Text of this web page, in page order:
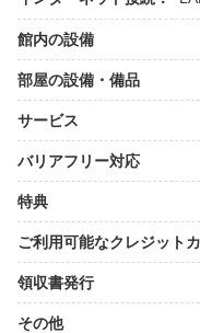
館内の設備
部屋の設備・備品
サービス
バリアフリー対応
特典
ご利用可能なクレジット
領収書発行
その他